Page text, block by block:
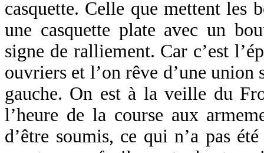
casquette. Celle que mettent les
une casquette plate avec un
signe de ralliement. Car c’est
ouvriers et l’on rêve d’une
gauche. On est à la veille du
l’heure de la course aux
d’être soumis, ce qui n’a pas